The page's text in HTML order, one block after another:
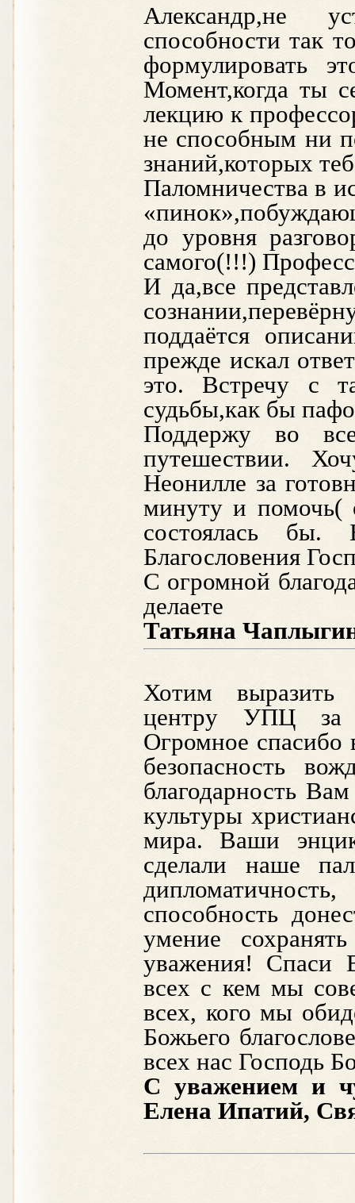
Александр,не
способности так
формулировать
Момент,когда ты
лекцию к
не способным ни
знаний,которых
Паломничества в
до уровня
самого(!!!)
И да,все
поддаётся
прежде искал
это. Встречу с
судьбы,как бы
Поддержу во
путешествии.
Неонилле за
минуту и помочь(
состоялась
Благословения
С огромной
делаете
Татьяна
Хотим выразить
центру УПЦ за
Огромное спасибо
безопасность
благодарность
культуры
мира. Ваши
сделали наше
способность
умение
уважения! Спаси
всех с кем мы
всех, кого мы
Божьего
всех нас Господь
С уважением и
Елена Ипатий,